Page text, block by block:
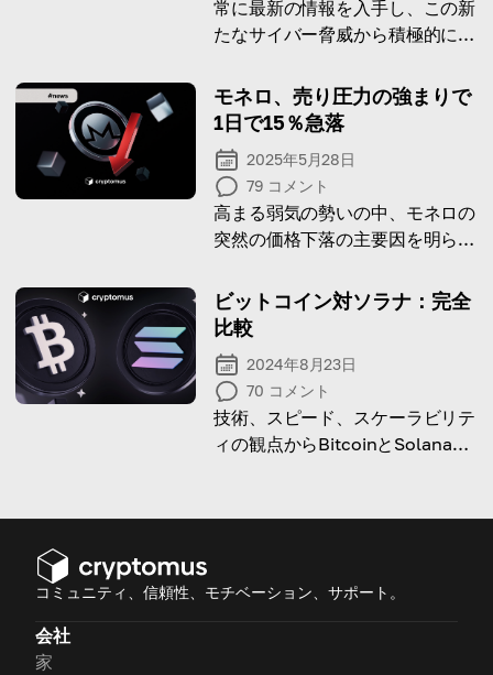
常に最新の情報を入手し、この新
たなサイバー脅威から積極的に防
モネロ、売り圧力の強まりで
1日で15％急落
2025年5月28日
79 コメント
高まる弱気の勢いの中、モネロの
突然の価格下落の主要因を明らか
ビットコイン対ソラナ：完全
比較
2024年8月23日
70 コメント
技術、スピード、スケーラビリテ
ィの観点からBitcoinとSolanaの
コミュニティ、信頼性、モチベーション、サポート。
会社
家